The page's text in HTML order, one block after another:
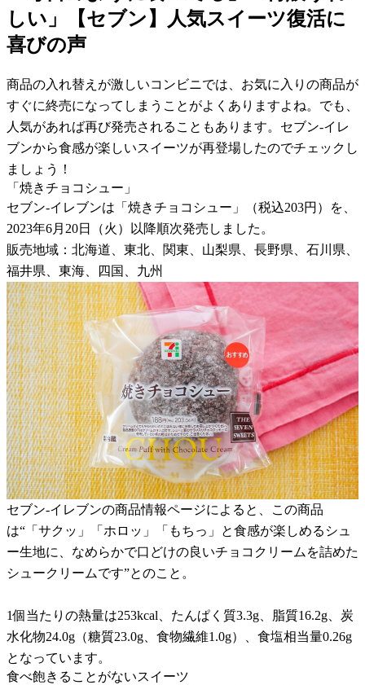
しい」【セブン】人気スイーツ復活に
喜びの声
商品の入れ替えが激しいコンビニでは、お気に入りの商品が
すぐに終売になってしまうことがよくありますよね。でも、
人気があれば再び発売されることもあります。セブン-イレ
ブンから食感が楽しいスイーツが再登場したのでチェックし
ましょう！
「焼きチョコシュー」
セブン-イレブンは「焼きチョコシュー」（税込203円）を、
2023年6月20日（火）以降順次発売しました。
販売地域：北海道、東北、関東、山梨県、長野県、石川県、
福井県、東海、四国、九州
セブン-イレブンの商品情報ページによると、この商品
は“「サクッ」「ホロッ」「もちっ」と食感が楽しめるシュ
ー生地に、なめらかで口どけの良いチョコクリームを詰めた
シュークリームです”とのこと。
1個当たりの熱量は253kcal、たんぱく質3.3g、脂質16.2g、炭
水化物24.0g（糖質23.0g、食物繊維1.0g）、食塩相当量0.26g
となっています。
食べ飽きることがないスイーツ